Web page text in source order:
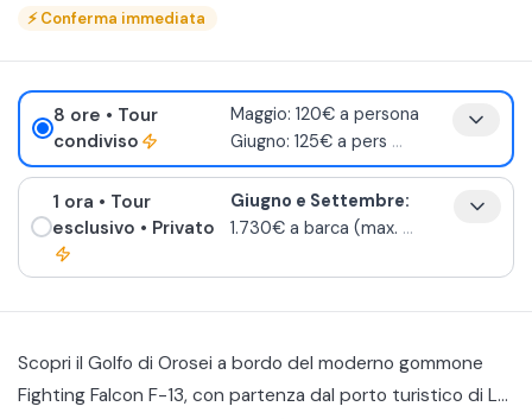
⚡Conferma immediata
8 ore • Tour
condiviso
Maggio: 120€ a persona
Giugno: 125€ a pers ...
1 ora • Tour
esclusivo • Privato
Giugno e Settembre:
1.730€ a barca (max. ...
Scopri il Golfo di Orosei a bordo del moderno gommone
Fighting Falcon F-13, con partenza dal porto turistico di La